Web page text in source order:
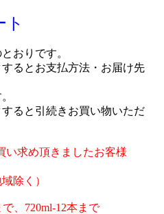
ト
おりです。
するとお支払方法・お届け先
すると引続きお買い物いただ
い求め頂きましたお客様
除く）
、720ml-12本まで